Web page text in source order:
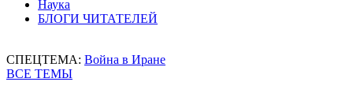
Наука
БЛОГИ ЧИТАТЕЛЕЙ
СПЕЦТЕМА: Война в Иране
ВСЕ ТЕМЫ